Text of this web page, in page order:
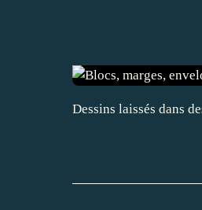
Dessins laissés dans